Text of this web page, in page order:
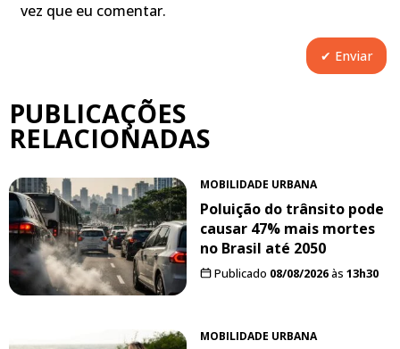
vez que eu comentar.
PUBLICAÇÕES
RELACIONADAS
MOBILIDADE URBANA
Poluição do trânsito pode
causar 47% mais mortes
no Brasil até 2050
Publicado 08/08/2026às 13h30
MOBILIDADE URBANA